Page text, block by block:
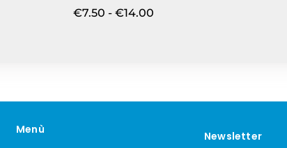
€7.50 - €14.00
Menù Newsletter